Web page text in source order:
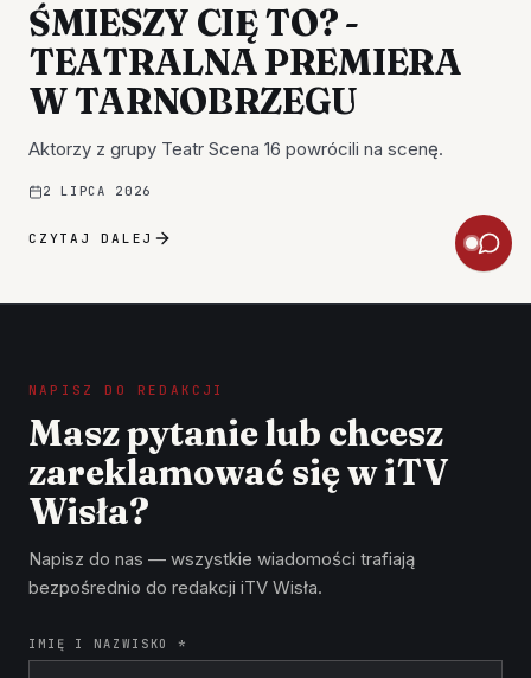
ŚMIESZY CIĘ TO? -
TEATRALNA PREMIERA
W TARNOBRZEGU
Aktorzy z grupy Teatr Scena 16 powrócili na scenę.
2 LIPCA 2026
CZYTAJ DALEJ
NAPISZ DO REDAKCJI
Masz pytanie lub chcesz
zareklamować się w iTV
Wisła?
Napisz do nas — wszystkie wiadomości trafiają
bezpośrednio do redakcji iTV Wisła.
IMIĘ I NAZWISKO *